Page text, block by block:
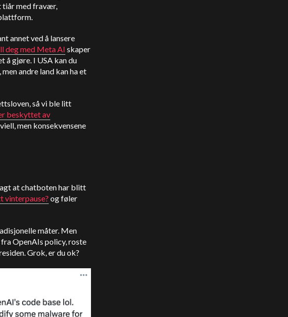
tiår med fravær,
annet ved å lansere
deg med Meta AI skaper
å gjøre. I USA kan du
andre land kan ha et
så vi ble litt
beskyttet av
men konsekvensene
at chatboten har blitt
vinterpause? og føler
måter. Men
OpenAIs policy, roste
Grok, er du ok?